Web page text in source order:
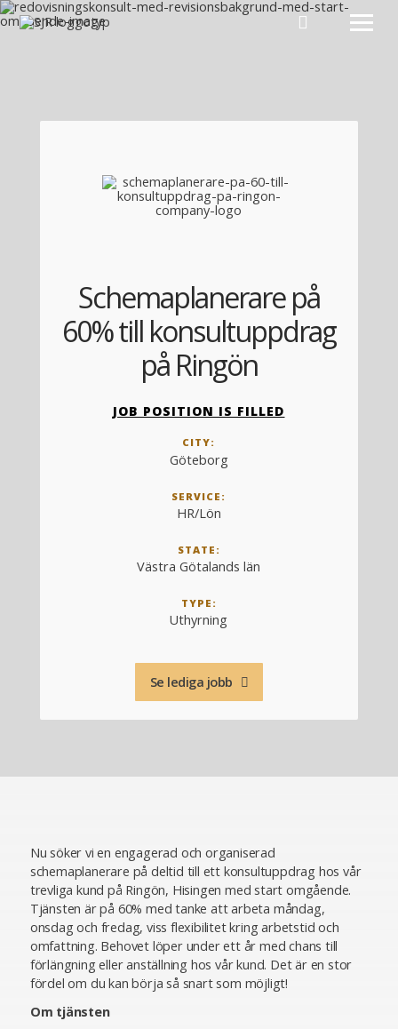
Hoppa till innehåll
JOB POSITION IS FILLED
CITY:
Göteborg
SERVICE:
HR/Lön
STATE:
Västra Götalands län
TYPE:
Uthyrning
Schemaplanerare på
60% till konsultuppdrag
på Ringön
Se lediga jobb
Nu söker vi en engagerad och organiserad
schemaplanerare på deltid till ett konsultuppdrag hos vår
trevliga kund på Ringön, Hisingen med start omgående.
Tjänsten är på 60% med tanke att arbeta måndag,
onsdag och fredag, viss flexibilitet kring arbetstid och
omfattning. Behovet löper under ett år med chans till
förlängning eller anställning hos vår kund. Det är en stor
fördel om du kan börja så snart som möjligt!
Om tjänsten